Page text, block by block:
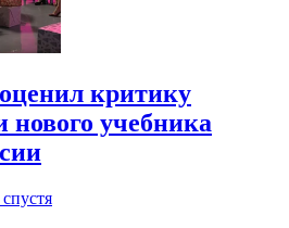
критику
учебника